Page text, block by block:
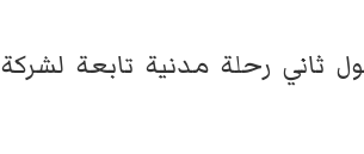
ثاني رحلة مدنية تابعة لشركة